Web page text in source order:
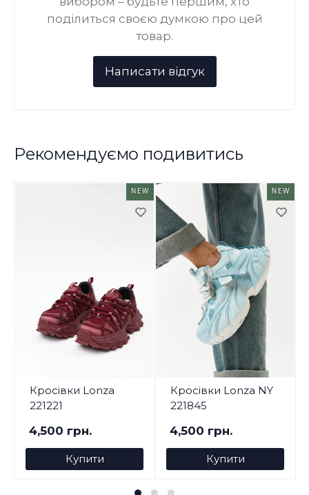
поділиться своєю думкою про цей
товар.
Рекомендуємо подивитись
NEW
Кросівки Lonza
221221
4,500 грн.
Купити
NEW
Кросівки Lonza NY
221845
4,500 грн.
Купити